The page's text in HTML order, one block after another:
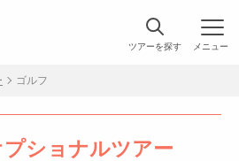
ツアーを探す
ゴルフ
ショナルツアー
メニュー